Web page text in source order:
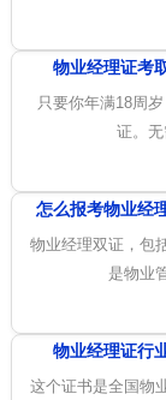
物业经理证考
只要你年满18周
证。
怎么报考物业经
物业经理双证，包
是物业
物业经理证行
这个证书是全国物